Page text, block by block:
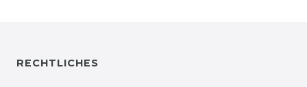
RECHTLICHES